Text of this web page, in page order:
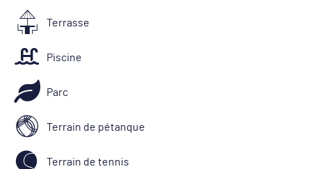
Terrasse
Piscine
Parc
Terrain de pétanque
Terrain de tennis